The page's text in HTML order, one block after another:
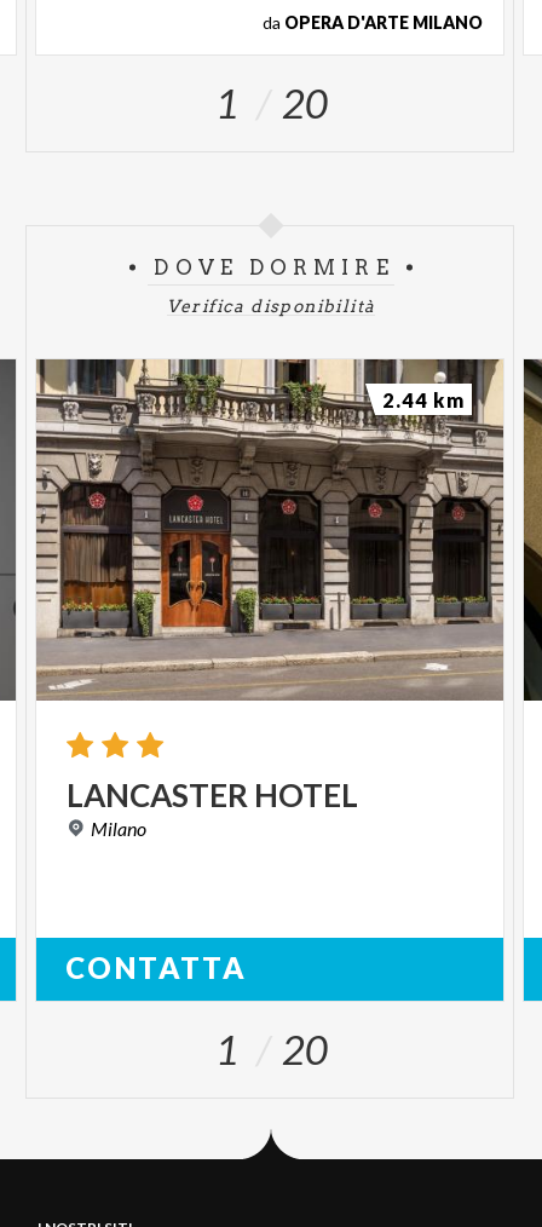
da OPERA D'ARTE MILANO
1 20
DOVE DORMIRE
Verifica disponibilità
LANCASTER HOTEL
Milano
CONTATTA
2.44 km
1 20